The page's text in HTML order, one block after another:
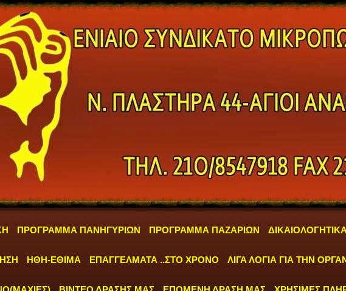
ΠΡΟΓΡΑΜΜΑ ΠΑΝΗΓΥΡΙΩΝ ΠΡΟΓΡΑΜΜΑ ΠΑΖΑΡΙΩΝ
ΗΘΗ-ΕΘΙΜΑ ΕΠΑΓΓΕΛΜΑΤΑ ..ΣΤΟ ΧΡΟΝΟ ΛΙΓΑ ΛΟΓΙΑ ΓΙΑ ΤΗΝ